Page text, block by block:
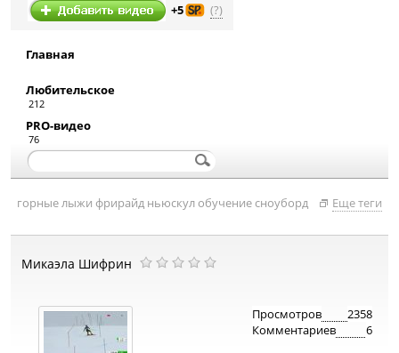
+5 (?)
Главная
Любительское
212
PRO-видео
76
горные лыжи фрирайд ньюскулобучениесноуборд Еще теги
Микаэла Шифрин
Просмотров
2358
Комментариев
6